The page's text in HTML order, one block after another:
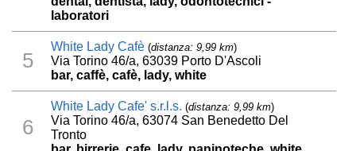
laboratori
5
White Lady Cafè (distanza: 9,99 km)
Via Torino 46/a, 63039 Porto D'Ascoli
bar, caffè, cafè, lady, white
6
White Lady Cafe' s.r.l.s. (distanza: 9,99 km)
Via Torino 46/a, 63074 San Benedetto Del
Tronto